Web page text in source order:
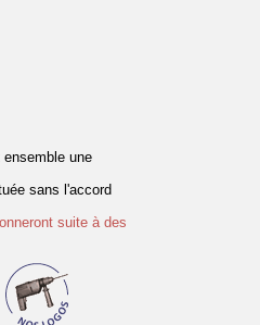
une
sans l'accord
suite à des